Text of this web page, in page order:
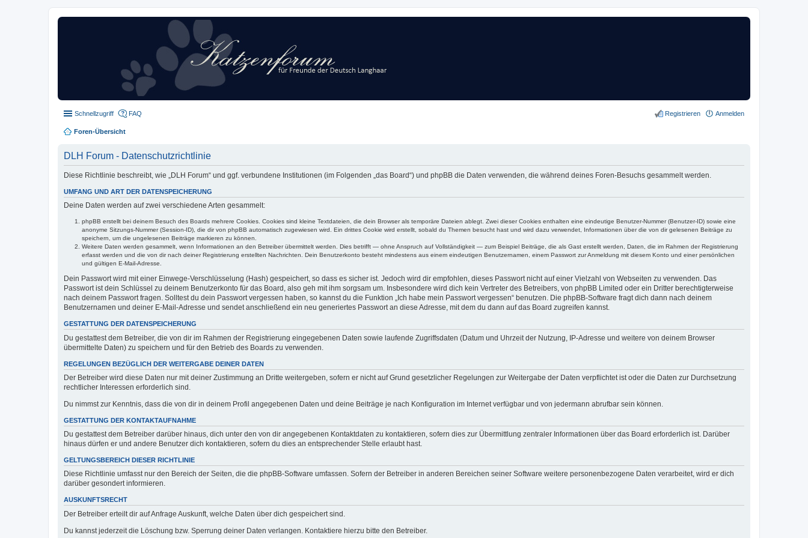
Schnellzugriff FAQ Anmelden
Registrieren
Foren-Übersicht
DLH Forum - Datenschutzrichtlinie
Diese Richtlinie beschreibt, wie „DLH Forum“ und ggf. verbundene Institutionen (im Folgenden „das Board“) und phpBB die Daten verwenden, die während deines Foren-Besuchs gesammelt werden.
UMFANG UND ART DER DATENSPEICHERUNG
Deine Daten werden auf zwei verschiedene Arten gesammelt:
phpBB erstellt bei deinem Besuch des Boards mehrere Cookies. Cookies sind kleine Textdateien, die dein Browser als temporäre Dateien ablegt. Zwei dieser Cookies enthalten eine eindeutige Benutzer-Nummer (Benutzer-ID) sowie eine
anonyme Sitzungs-Nummer (Session-ID), die dir von phpBB automatisch zugewiesen wird. Ein drittes Cookie wird erstellt, sobald du Themen besucht hast und wird dazu verwendet, Informationen über die von dir gelesenen Beiträge zu
speichern, um die ungelesenen Beiträge markieren zu können.
Weitere Daten werden gesammelt, wenn Informationen an den Betreiber übermittelt werden. Dies betrifft — ohne Anspruch auf Vollständigkeit — zum Beispiel Beiträge, die als Gast erstellt werden, Daten, die im Rahmen der Registrierung
erfasst werden und die von dir nach deiner Registrierung erstellten Nachrichten. Dein Benutzerkonto besteht mindestens aus einem eindeutigen Benutzernamen, einem Passwort zur Anmeldung mit diesem Konto und einer persönlichen
und gültigen E-Mail-Adresse.
Dein Passwort wird mit einer Einwege-Verschlüsselung (Hash) gespeichert, so dass es sicher ist. Jedoch wird dir empfohlen, dieses Passwort nicht auf einer Vielzahl von Webseiten zu verwenden. Das
Passwort ist dein Schlüssel zu deinem Benutzerkonto für das Board, also geh mit ihm sorgsam um. Insbesondere wird dich kein Vertreter des Betreibers, von phpBB Limited oder ein Dritter berechtigterweise
nach deinem Passwort fragen. Solltest du dein Passwort vergessen haben, so kannst du die Funktion „Ich habe mein Passwort vergessen“ benutzen. Die phpBB-Software fragt dich dann nach deinem
Benutzernamen und deiner E-Mail-Adresse und sendet anschließend ein neu generiertes Passwort an diese Adresse, mit dem du dann auf das Board zugreifen kannst.
GESTATTUNG DER DATENSPEICHERUNG
Du gestattest dem Betreiber, die von dir im Rahmen der Registrierung eingegebenen Daten sowie laufende Zugriffsdaten (Datum und Uhrzeit der Nutzung, IP-Adresse und weitere von deinem Browser
übermittelte Daten) zu speichern und für den Betrieb des Boards zu verwenden.
REGELUNGEN BEZÜGLICH DER WEITERGABE DEINER DATEN
Der Betreiber wird diese Daten nur mit deiner Zustimmung an Dritte weitergeben, sofern er nicht auf Grund gesetzlicher Regelungen zur Weitergabe der Daten verpflichtet ist oder die Daten zur Durchsetzung
rechtlicher Interessen erforderlich sind.
Du nimmst zur Kenntnis, dass die von dir in deinem Profil angegebenen Daten und deine Beiträge je nach Konfiguration im Internet verfügbar und von jedermann abrufbar sein können.
GESTATTUNG DER KONTAKTAUFNAHME
Du gestattest dem Betreiber darüber hinaus, dich unter den von dir angegebenen Kontaktdaten zu kontaktieren, sofern dies zur Übermittlung zentraler Informationen über das Board erforderlich ist. Darüber
hinaus dürfen er und andere Benutzer dich kontaktieren, sofern du dies an entsprechender Stelle erlaubt hast.
GELTUNGSBEREICH DIESER RICHTLINIE
Diese Richtlinie umfasst nur den Bereich der Seiten, die die phpBB-Software umfassen. Sofern der Betreiber in anderen Bereichen seiner Software weitere personenbezogene Daten verarbeitet, wird er dich
darüber gesondert informieren.
AUSKUNFTSRECHT
Der Betreiber erteilt dir auf Anfrage Auskunft, welche Daten über dich gespeichert sind.
Du kannst jederzeit die Löschung bzw. Sperrung deiner Daten verlangen. Kontaktiere hierzu bitte den Betreiber.